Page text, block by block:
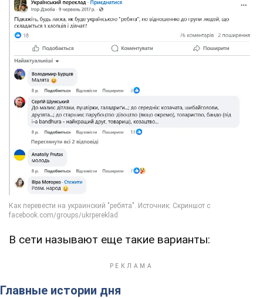
В сети называют еще такие варианты:
Главные истории дня